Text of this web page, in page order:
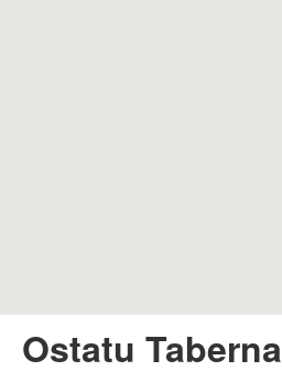
Ostatu Taberna